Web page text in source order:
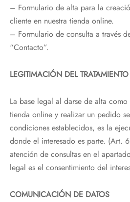
– Formulario de alta para la
cliente en nuestra tienda online.
– Formulario de consulta a través
“Contacto”.
LEGITIMACIÓN DEL TRATAMIENTO
La base legal al darse de alta como
tienda online y realizar un pedido
condiciones establecidos, es la
donde el interesado es parte. (Art.
atención de consultas en el
legal es el consentimiento del
COMUNICACIÓN DE DATOS